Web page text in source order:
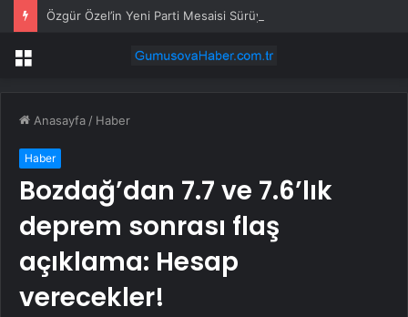
Menü
Anasayfa / Haber
Haber
Bozdağ’dan 7.7 ve 7.6’lık
deprem sonrası flaş
açıklama: Hesap
verecekler!